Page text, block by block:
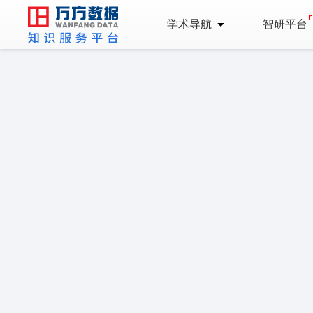
学术导航 智研平台